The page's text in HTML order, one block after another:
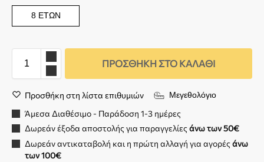
8 ΕΤΏΝ
ΠΡΟΣΘΉΚΗ ΣΤΟ ΚΑΛΆΘΙ
Προσθήκη στη λίστα επιθυμιών Μεγεθολόγιο
Άμεσα Διαθέσιμο - Παράδοση 1-3 ημέρες
Δωρεάν έξοδα αποστολής για παραγγελίεςάνω των 50€
Δωρεάν αντικαταβολή και η πρώτη αλλαγή για αγορέςάνω
των 100€